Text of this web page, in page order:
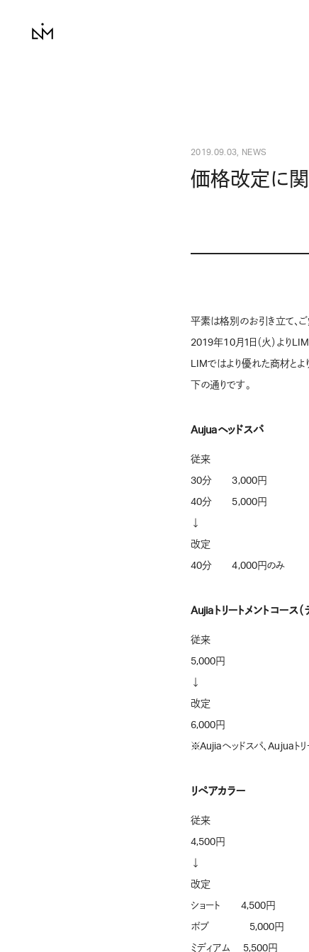
2019.09.03, NEWS
価格改定に
平素は格別のお引き立て、
2019年10月1日（火）より
LIMではより優れた商材と
下の通りです。
Aujuaヘッドスパ
従来
30分 3,000円
40分 5,000円
↓
改定
40分 4,000円のみ
Aujiaトリートメントコース（
従来
5,000円
↓
改定
6,000円
※Aujiaヘッドスパ、Aujuaト
リペアカラー
従来
4,500円
↓
改定
ショート 4,500円
ボブ 5,000円
ミディアム 5,500円